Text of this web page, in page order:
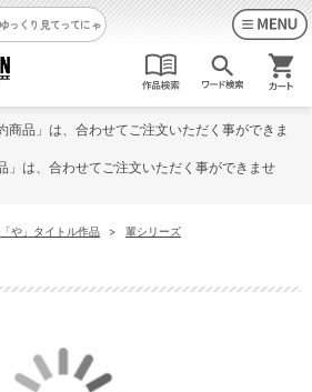
ゆっくり見てってにゃ
商品」は、合わせてご注文いただく事ができま
」は、合わせてご注文いただく事ができませ
「や」タイトル作品 > 輩シリーズ